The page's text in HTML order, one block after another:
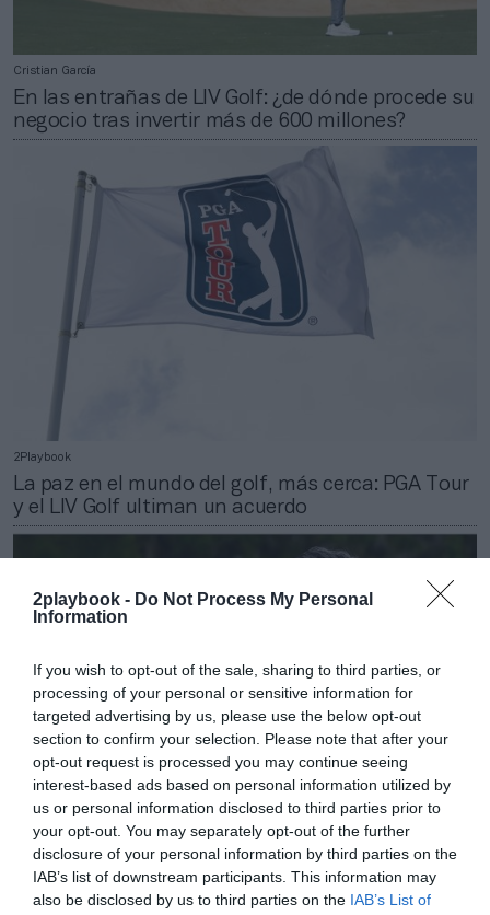
2playbook - Do Not Process My Personal
Information
If you wish to opt-out of the sale, sharing to third parties, or
processing of your personal or sensitive information for
targeted advertising by us, please use the below opt-out
section to confirm your selection. Please note that after your
opt-out request is processed you may continue seeing
interest-based ads based on personal information utilized by
us or personal information disclosed to third parties prior to
your opt-out. You may separately opt-out of the further
disclosure of your personal information by third parties on the
IAB’s list of downstream participants. This information may
also be disclosed by us to third parties on the IAB’s List of
Cristian García
En las entrañas de LIV Golf: ¿de dónde procede su
negocio tras invertir más de 600 millones?
2Playbook
La paz en el mundo del golf, más cerca: PGA Tour
y el LIV Golf ultiman un acuerdo
LIV Golf ficha como nuevo director al ex consejero
delegado del grupo de los dueños de los Sixers